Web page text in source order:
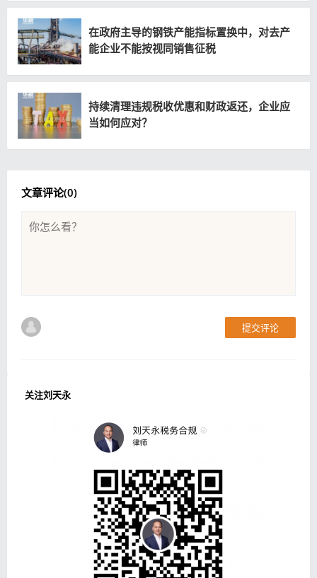
在政府主导的钢铁产能指标置换中，对去产
能企业不能按视同销售征税
持续清理违规税收优惠和财政返还，企业应
当如何应对？
文章评论(0)
提交评论
关注刘天永